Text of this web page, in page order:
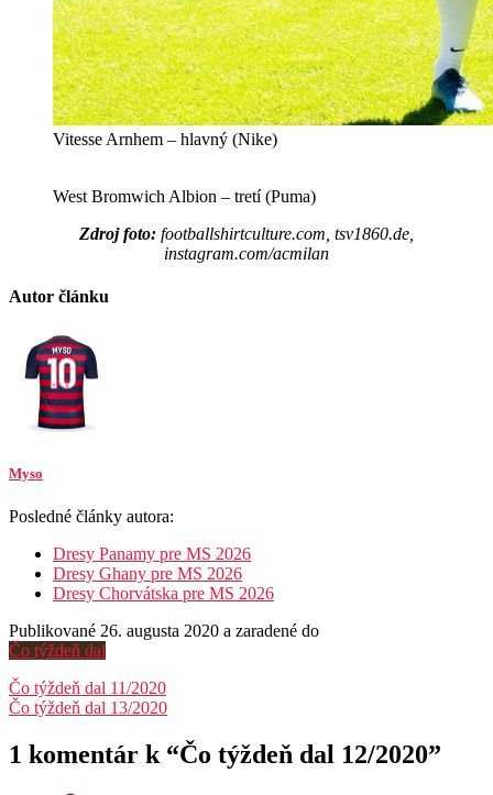
Vitesse Arnhem – hlavný (Nike)
West Bromwich Albion – tretí (Puma)
Zdroj foto: footballshirtculture.com, tsv1860.de,
instagram.com/acmilan
Autor článku
Myso
Posledné články autora:
Dresy Panamy pre MS 2026
Dresy Ghany pre MS 2026
Dresy Chorvátska pre MS 2026
Publikované 26. augusta 2020 a zaradené do
Čo týždeň dal
Navigácia
v
článku
Čo týždeň dal 11/2020
Čo týždeň dal 13/2020
1 komentár k “Čo týždeň dal 12/2020”